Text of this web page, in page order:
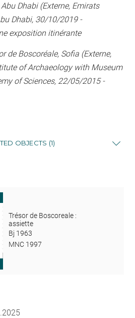
Dhabi (Externe, Emirats
Dhabi, 30/10/2019 -
exposition itinérante
de Boscoréale, Sofia (Externe,
of Archaeology with Museum
of Sciences, 22/05/2015 -
OBJECTS (1)
Trésor de Boscoreale :
assiette
Bj 1963
MNC 1997